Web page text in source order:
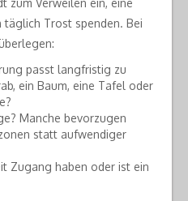
zum Verweilen ein, eine
täglich Trost spenden. Bei
passt langfristig zu
ein Baum, eine Tafel oder
Manche bevorzugen
statt aufwendiger
Zugang haben oder ist ein